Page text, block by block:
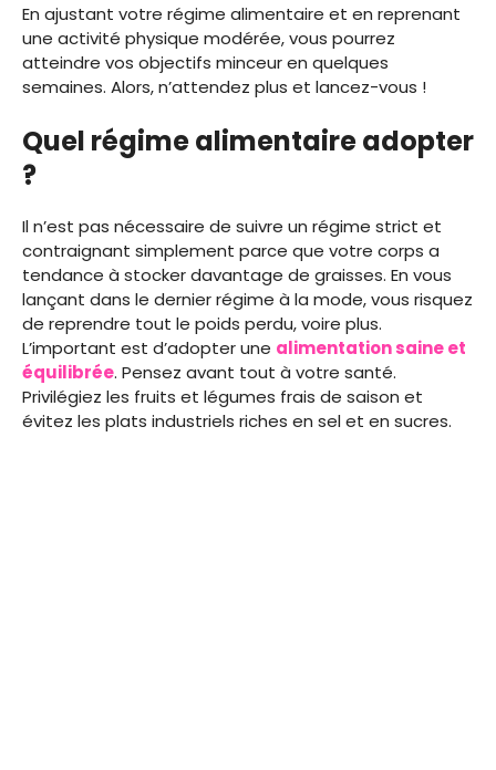
En ajustant votre régime alimentaire et en reprenant
une activité physique modérée, vous pourrez
atteindre vos objectifs minceur en quelques
semaines. Alors, n’attendez plus et lancez-vous !
Quel régime alimentaire adopter
?
Il n’est pas nécessaire de suivre un régime strict et
contraignant simplement parce que votre corps a
tendance à stocker davantage de graisses. En vous
lançant dans le dernier régime à la mode, vous risquez
de reprendre tout le poids perdu, voire plus.
L’important est d’adopter une alimentation saine et
équilibrée. Pensez avant tout à votre santé.
Privilégiez les fruits et légumes frais de saison et
évitez les plats industriels riches en sel et en sucres.